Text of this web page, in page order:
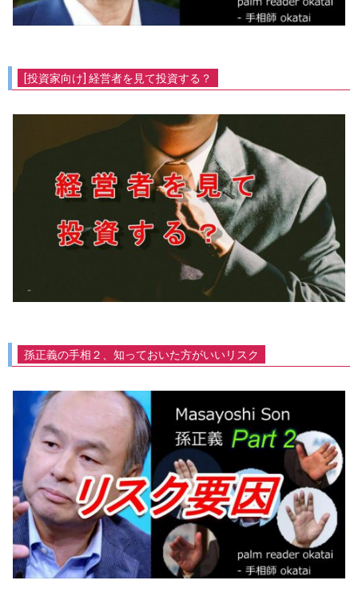
[投資家向け] 経営者を見て投資する？
孫正義の手相２、知っておいた方がいいリスク